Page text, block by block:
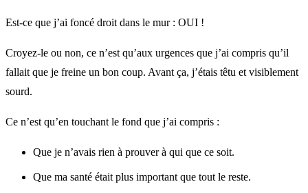
Est-ce que j’ai foncé droit dans le mur : OUI !
Croyez-le ou non, ce n’est qu’aux urgences que j’ai compris qu’il
fallait que je freine un bon coup. Avant ça, j’étais têtu et visiblement
sourd.
Ce n’est qu’en touchant le fond que j’ai compris :
Que je n’avais rien à prouver à qui que ce soit.
Que ma santé était plus important que tout le reste.